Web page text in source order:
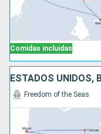
Comidas incluidas
ESTADOS UNIDOS,
Freedom of the Seas